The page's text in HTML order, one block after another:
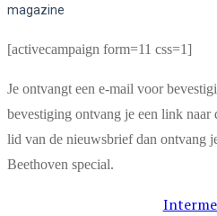
magazine
[activecampaign form=11 css=1]
Je ontvangt een e-mail voor
bevestiging ontvang je een link naar
lid van de nieuwsbrief dan ontvang
Beethoven special.